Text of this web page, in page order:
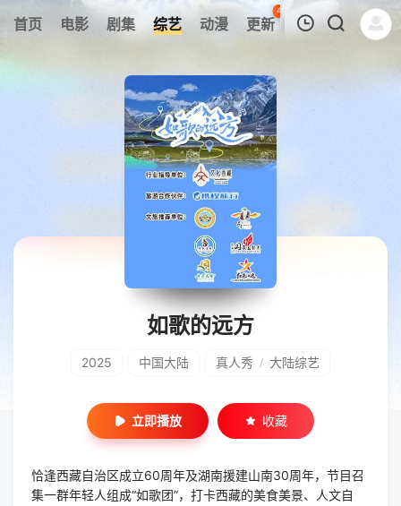
首页 电影 剧集 综艺 动漫 更新
44
热榜 APP
我的观影记录
暂无观看影片的记录
如歌的远方
2025 中国大陆 真人秀 / 大陆综艺
立即播放 收藏
恰逢西藏自治区成立60周年及湖南援建山南30周年，节目召
集一群年轻人组成“如歌团”，打卡西藏的美食美景、人文自